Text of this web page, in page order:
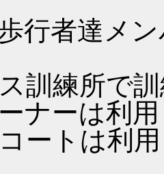
行者達メ
訓練所で
ナーは利
ートは利